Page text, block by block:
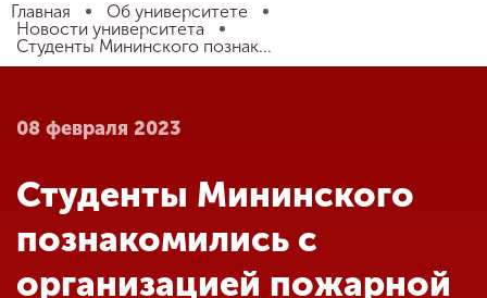
Главная
Абитуриенту
Главная
Об университете
Новости университета
Студенты Мининского познак...
08 февраля 2023
Студенты Мининского
познакомились с
организацией пожарной